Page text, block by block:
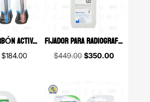
NANO CON CARBÓN ACTIVADO CEPILLO DENTAL CON CERDAS MEDIANAS BORGATTA
$184.00Price
through
FIJADOR PARA RADIOGRAFÍAS GBX CARESTREAM 1L
$449.00 Original
$449.00.
$350.00Current